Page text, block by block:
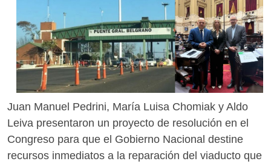
Juan Manuel Pedrini, María Luisa Chomiak y Aldo
Leiva presentaron un proyecto de resolución en el
Congreso para que el Gobierno Nacional destine
recursos inmediatos a la reparación del viaducto que